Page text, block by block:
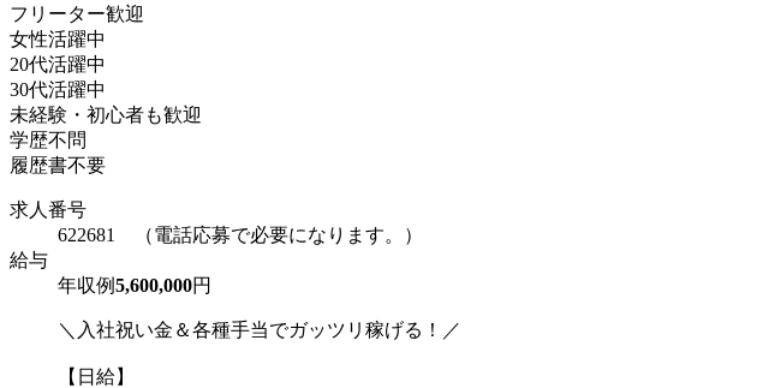
フリーター歓迎
女性活躍中
20代活躍中
30代活躍中
未経験・初心者も歓迎
学歴不問
履歴書不要
求人番号
622681 （電話応募で必要になります。）
給与
年収例5,600,000円
＼入社祝い金＆各種手当でガッツリ稼げる！／
【日給】